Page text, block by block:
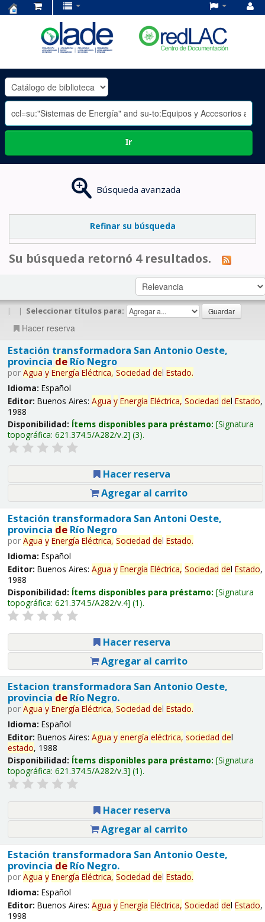
OLADE
-
Ir
Búsqueda avanzada
Refinar su búsqueda
Su búsqueda retornó 4 resultados.
| | Seleccionar títulos para:
Hacer reserva
Estación transformadora San Antonio Oeste,
provincia deRío Negro
por Agua y Energía Eléctrica, Sociedad del Estado.
Idioma: Español
Editor: Buenos Aires: Agua y Energía Eléctrica, Sociedad del Estado,
1988
Disponibilidad: Ítems disponibles para préstamo: Signatura
topográfica: 621.374.5/A282/v.2 (3).
Hacer reserva
Agregar al carrito
Estación transformadora San Antoni Oeste,
provincia deRío Negro
por Agua y Energía Eléctrica, Sociedad del Estado.
Idioma: Español
Editor: Buenos Aires: Agua y Energía Eléctrica, Sociedad del Estado,
1988
Disponibilidad: Ítems disponibles para préstamo: Signatura
topográfica: 621.374.5/A282/v.4 (1).
Hacer reserva
Agregar al carrito
Estacion transformadora San Antonio Oeste,
provincia deRío Negro.
por Agua y Energía Eléctrica, Sociedad del Estado.
Idioma: Español
Editor: Buenos Aires: Agua y energía eléctrica, sociedad del
estado, 1988
Disponibilidad: Ítems disponibles para préstamo: Signatura
topográfica: 621.374.5/A282/v.3 (1).
Hacer reserva
Agregar al carrito
Estación transformadora San Antonio Oeste,
provincia deRío Negro.
por Agua y Energía Eléctrica, Sociedad del Estado.
Idioma: Español
Editor: Buenos Aires: Agua y Energía Eléctrica, Sociedad del Estado,
1998